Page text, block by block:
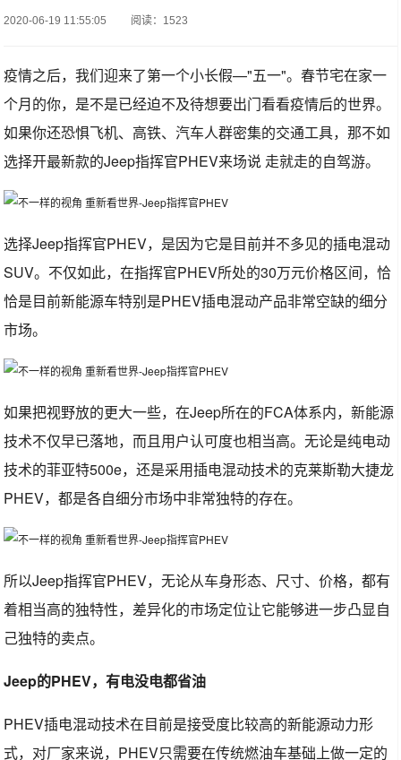
2020-06-19 11:55:05 阅读：1523
疫情之后，我们迎来了第一个小长假—"五一"。春节宅在家一
个月的你，是不是已经迫不及待想要出门看看疫情后的世界。
如果你还恐惧飞机、高铁、汽车人群密集的交通工具，那不如
选择开最新款的Jeep指挥官PHEV来场说 走就走的自驾游。
选择Jeep指挥官PHEV，是因为它是目前并不多见的插电混动
SUV。不仅如此，在指挥官PHEV所处的30万元价格区间，恰
恰是目前新能源车特别是PHEV插电混动产品非常空缺的细分
市场。
如果把视野放的更大一些，在Jeep所在的FCA体系内，新能源
技术不仅早已落地，而且用户认可度也相当高。无论是纯电动
技术的菲亚特500e，还是采用插电混动技术的克莱斯勒大捷龙
PHEV，都是各自细分市场中非常独特的存在。
所以Jeep指挥官PHEV，无论从车身形态、尺寸、价格，都有
着相当高的独特性，差异化的市场定位让它能够进一步凸显自
己独特的卖点。
Jeep的PHEV，有电没电都省油
PHEV插电混动技术在目前是接受度比较高的新能源动力形
式，对厂家来说，PHEV只需要在传统燃油车基础上做一定的